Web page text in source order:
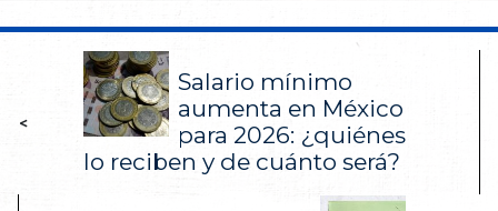
<
Salario mínimo
aumenta en México
para 2026: ¿quiénes
lo reciben y de cuánto será?